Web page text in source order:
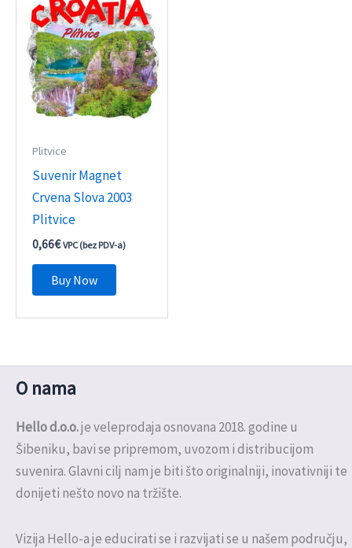
Plitvice
Suvenir Magnet
Crvena Slova 2003
Plitvice
0,66€ VPC (bez PDV-a)
Buy Now
O nama
Hello d.o.o.je veleprodaja osnovana 2018. godine u
Šibeniku, bavi se pripremom, uvozom i distribucijom
suvenira. Glavni cilj nam je biti što originalniji, inovativniji te
donijeti nešto novo na tržište.
Vizija Hello-a je educirati se i razvijati se u našem području,